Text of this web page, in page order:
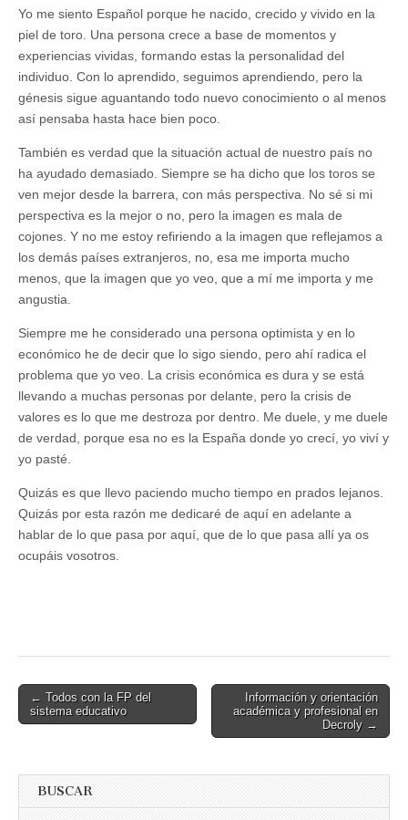
Yo me siento Español porque he nacido, crecido y vivido en la
piel de toro. Una persona crece a base de momentos y
experiencias vividas, formando estas la personalidad del
individuo. Con lo aprendido, seguimos aprendiendo, pero la
génesis sigue aguantando todo nuevo conocimiento o al menos
así pensaba hasta hace bien poco.
También es verdad que la situación actual de nuestro país no
ha ayudado demasiado. Siempre se ha dicho que los toros se
ven mejor desde la barrera, con más perspectiva. No sé si mi
perspectiva es la mejor o no, pero la imagen es mala de
cojones. Y no me estoy refiriendo a la imagen que reflejamos a
los demás países extranjeros, no, esa me importa mucho
menos, que la imagen que yo veo, que a mí me importa y me
angustia.
Siempre me he considerado una persona optimista y en lo
económico he de decir que lo sigo siendo, pero ahí radica el
problema que yo veo. La crisis económica es dura y se está
llevando a muchas personas por delante, pero la crisis de
valores es lo que me destroza por dentro. Me duele, y me duele
de verdad, porque esa no es la España donde yo crecí, yo viví y
yo pasté.
Quizás es que llevo paciendo mucho tiempo en prados lejanos.
Quizás por esta razón me dedicaré de aquí en adelante a
hablar de lo que pasa por aquí, que de lo que pasa allí ya os
ocupáis vosotros.
Post
navigation
← Todos con la FP del
sistema educativo
Información y orientación
académica y profesional en
Decroly →
BUSCAR